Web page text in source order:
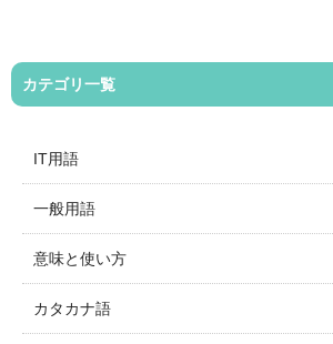
カテゴリ一覧
IT用語
一般用語
意味と使い方
カタカナ語